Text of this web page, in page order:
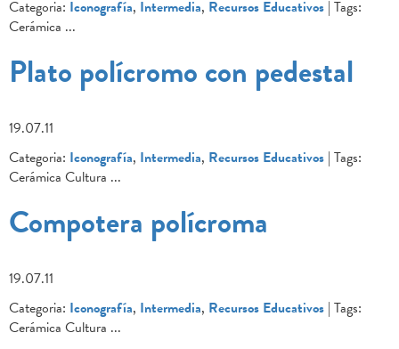
Categoria: Iconografía, Intermedia, Recursos Educativos | Tags:
Cerámica ...
Plato polícromo con pedestal
19.07.11
Categoria: Iconografía, Intermedia, Recursos Educativos | Tags:
Cerámica Cultura ...
Compotera polícroma
19.07.11
Categoria: Iconografía, Intermedia, Recursos Educativos | Tags:
Cerámica Cultura ...